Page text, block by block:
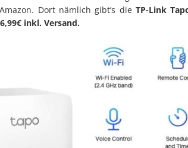
Dort nämlich gibt’s dieTP-Link
inkl. Versand.